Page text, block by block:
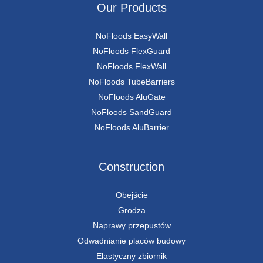
Our Products
NoFloods EasyWall
NoFloods FlexGuard
NoFloods FlexWall
NoFloods TubeBarriers
NoFloods AluGate
NoFloods SandGuard
NoFloods AluBarrier
Construction
Obejście
Grodza
Naprawy przepustów
Odwadnianie placów budowy
Elastyczny zbiornik